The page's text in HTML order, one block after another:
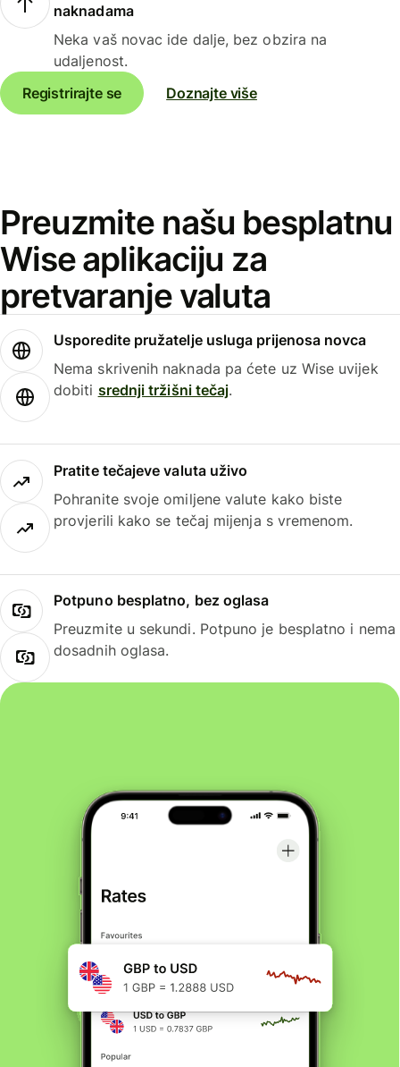
naknadama
Neka vaš novac ide dalje, bez obzira na
udaljenost.
Registrirajte se
Doznajte više
Preuzmite našu besplatnu
Wise aplikaciju za
pretvaranje valuta
Usporedite pružatelje usluga prijenosa novca
Nema skrivenih naknada pa ćete uz Wise uvijek
dobiti srednji tržišni tečaj.
Pratite tečajeve valuta uživo
Pohranite svoje omiljene valute kako biste
provjerili kako se tečaj mijenja s vremenom.
Potpuno besplatno, bez oglasa
Preuzmite u sekundi. Potpuno je besplatno i nema
dosadnih oglasa.